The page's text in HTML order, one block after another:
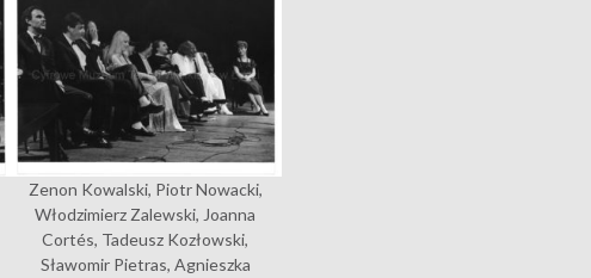
Zenon Kowalski, Piotr Nowacki,
Włodzimierz Zalewski, Joanna
Cortés, Tadeusz Kozłowski,
Sławomir Pietras, Agnieszka